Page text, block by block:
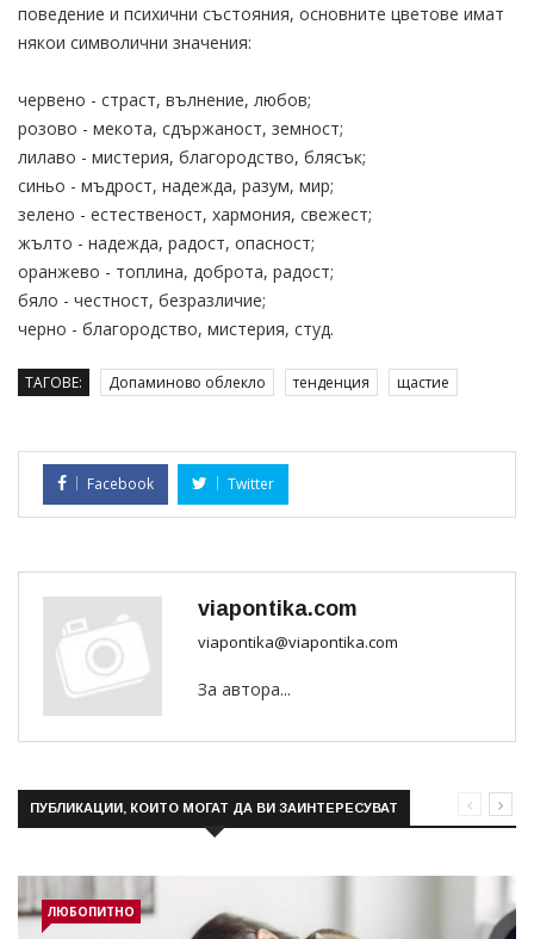
поведение и психични състояния, основните цветове имат
някои символични значения:
червено - страст, вълнение, любов;
розово - мекота, сдържаност, земност;
лилаво - мистерия, благородство, блясък;
синьо - мъдрост, надежда, разум, мир;
зелено - естественост, хармония, свежест;
жълто - надежда, радост, опасност;
оранжево - топлина, доброта, радост;
бяло - честност, безразличие;
черно - благородство, мистерия, студ.
ТАГОВЕ: Допаминово облекло тенденция щастие
Facebook Twitter
viapontika.com
viapontika@viapontika.com
За автора...
ПУБЛИКАЦИИ, КОИТО МОГАТ ДА ВИ ЗАИНТЕРЕСУВАТ
ЛЮБОПИТНО